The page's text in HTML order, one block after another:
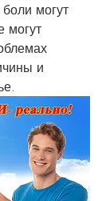
могут
могут
и